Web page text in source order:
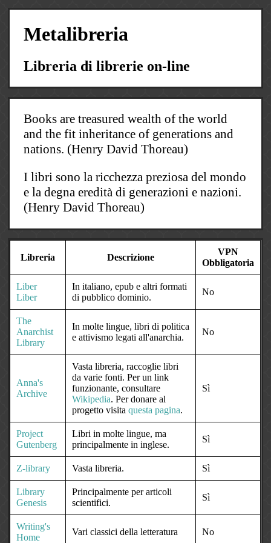
Metalibreria
Libreria di librerie on-line
Books are treasured wealth of the world
and the fit inheritance of generations and
nations. (Henry David Thoreau)
I libri sono la ricchezza preziosa del mondo
e la degna eredità di generazioni e nazioni.
(Henry David Thoreau)
Libreria Descrizione
VPN
Obbligatoria
Liber
Liber
In italiano, epub e altri formati
di pubblico dominio.
No
The
Anarchist
Library
In molte lingue, libri di politica
e attivismo legati all'anarchia.
No
Anna's
Archive
Vasta libreria, raccoglie libri
da varie fonti. Per un link
funzionante, consultare
Wikipedia. Per donare al
progetto visitaquesta pagina.
Sì
Project
Gutenberg
Libri in molte lingue, ma
principalmente in inglese.
Sì
Z-library Vasta libreria. Sì
Library
Genesis
Principalmente per articoli
scientifici.
Sì
Writing's
Home
Vari classici della letteratura No